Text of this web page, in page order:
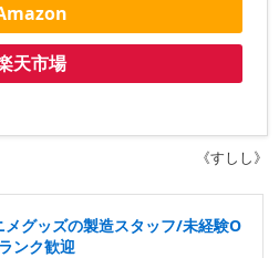
天市場
《すしし》
メグッズの製造スタッフ/未経験O
ンク歓迎